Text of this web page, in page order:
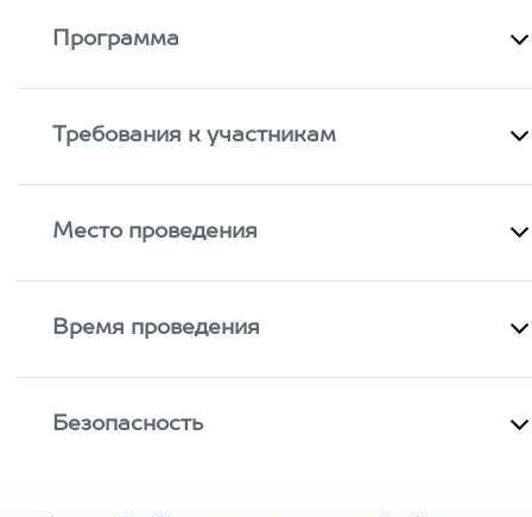
Программа
Требования к участникам
Место проведения
Время проведения
Безопасность